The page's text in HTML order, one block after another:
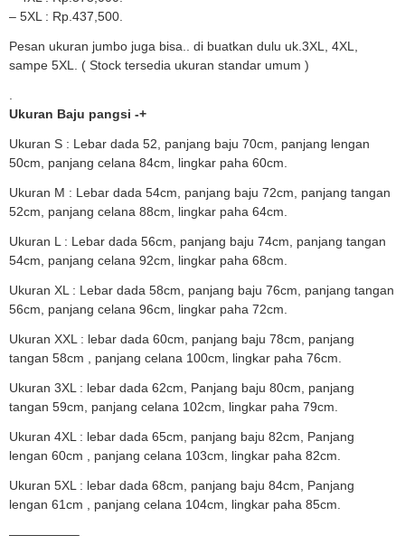
– 5XL : Rp.437,500.
Pesan ukuran jumbo juga bisa.. di buatkan dulu uk.3XL, 4XL,
sampe 5XL. ( Stock tersedia ukuran standar umum )
Ukuran Baju pangsi -+
Ukuran S : Lebar dada 52, panjang baju 70cm, panjang lengan
50cm, panjang celana 84cm, lingkar paha 60cm.
Ukuran M : Lebar dada 54cm, panjang baju 72cm, panjang tangan
52cm, panjang celana 88cm, lingkar paha 64cm.
Ukuran L : Lebar dada 56cm, panjang baju 74cm, panjang tangan
54cm, panjang celana 92cm, lingkar paha 68cm.
Ukuran XL : Lebar dada 58cm, panjang baju 76cm, panjang tangan
56cm, panjang celana 96cm, lingkar paha 72cm.
Ukuran XXL : lebar dada 60cm, panjang baju 78cm, panjang
tangan 58cm , panjang celana 100cm, lingkar paha 76cm.
Ukuran 3XL : lebar dada 62cm, Panjang baju 80cm, panjang
tangan 59cm, panjang celana 102cm, lingkar paha 79cm.
Ukuran 4XL : lebar dada 65cm, panjang baju 82cm, Panjang
lengan 60cm , panjang celana 103cm, lingkar paha 82cm.
Ukuran 5XL : lebar dada 68cm, panjang baju 84cm, Panjang
lengan 61cm , panjang celana 104cm, lingkar paha 85cm.
—————–